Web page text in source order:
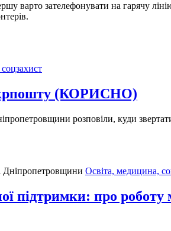
варто зателефонувати на гарячу
(КОРИСНО)
розповіли, куди
Освіта, медицина,
підтримки: про роботу